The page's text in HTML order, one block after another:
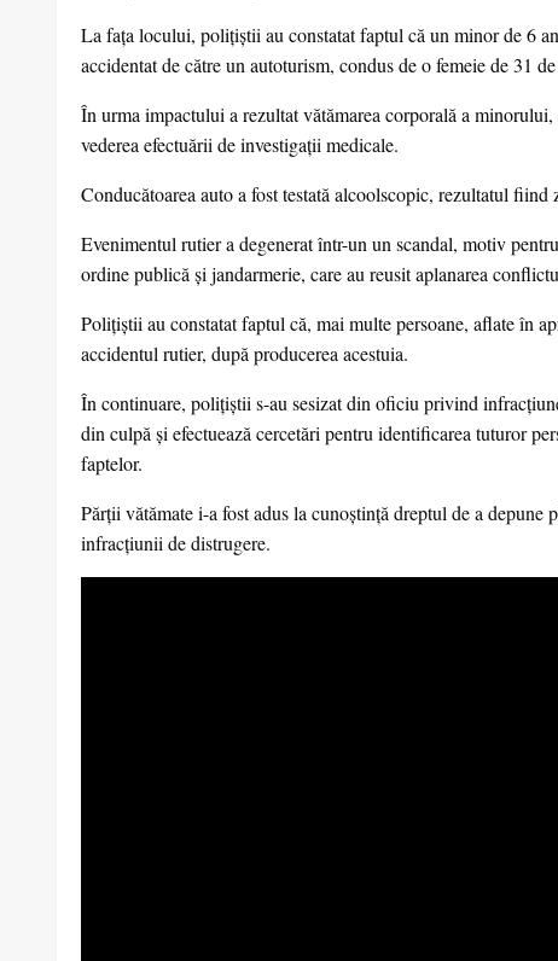
La fața locului, polițiștii au constatat faptul că un minor de 6
accidentat de către un autoturism, condus de o femeie de 31
În urma impactului a rezultat vătămarea corporală a
vederea efectuării de investigații medicale.
Conducătoarea auto a fost testată alcoolscopic, rezultatul fiind
Evenimentul rutier a degenerat într-un un scandal, motiv
ordine publică și jandarmerie, care au reusit aplanarea
Polițiștii au constatat faptul că, mai multe persoane, aflate în
accidentul rutier, după producerea acestuia.
În continuare, polițiștii s-au sesizat din oficiu privind
din culpă și efectuează cercetări pentru identificarea tuturor
faptelor.
Părții vătămate i-a fost adus la cunoștință dreptul de a
infracțiunii de distrugere.